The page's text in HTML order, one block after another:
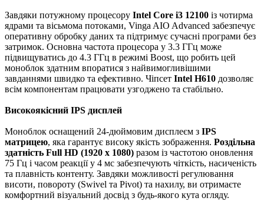
Завдяки потужному процесору Intel Core i3 12100 із чотирма
ядрами та вісьмома потоками, Vinga AIO Advanced забезпечує
оперативну обробку даних та підтримує сучасні програми без
затримок. Основна частота процесора у 3.3 ГГц може
підвищуватись до 4.3 ГГц в режимі Boost, що робить цей
моноблок здатним впоратися з найвимогливішими
завданнями швидко та ефективно. Чіпсет Intel H610 дозволяє
всім компонентам працювати узгоджено та стабільно.
Високоякісний IPS дисплей
Моноблок оснащений 24-дюймовим дисплеєм з IPS
матрицею, яка гарантує високу якість зображення. Роздільна
здатність Full HD (1920 x 1080) разом із частотою оновлення
75 Гц і часом реакції у 4 мс забезпечують чіткість, насиченість
та плавність контенту. Завдяки можливості регулювання
висоти, повороту (Swivel та Pivot) та нахилу, ви отримаєте
комфортний візуальний досвід з будь-якого кута огляду.